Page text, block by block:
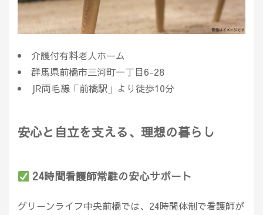
介護付有料老人ホーム
群馬県前橋市三河町一丁目6-28
JR両毛線「前橋駅」より徒歩10分
安心と自立を支える、理想の暮らし
24時間看護師常駐の安心サポート
グリーンライフ中央前橋では、24時間体制で看護師が